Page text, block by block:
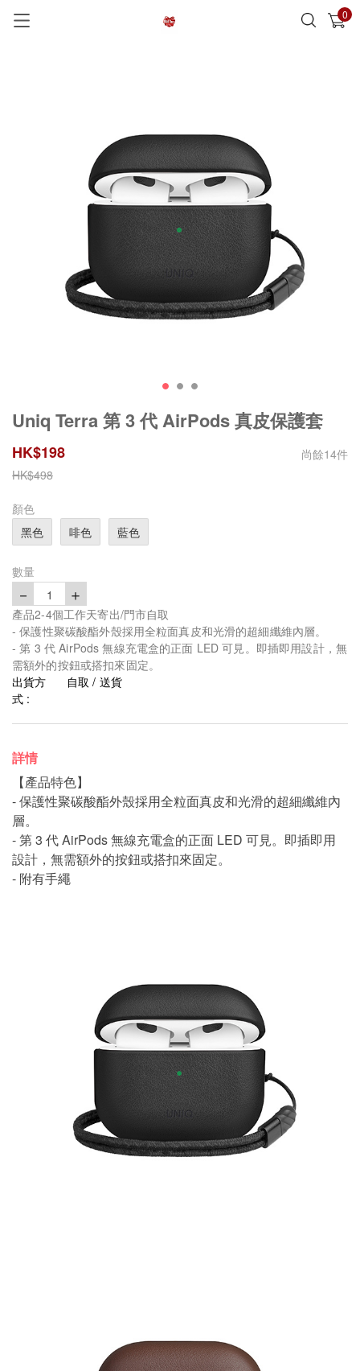
0
已加入購物車 查看
Uniq Terra 第 3 代 AirPods 真皮保護套
HK$198 尚餘14件
HK$498
顏色
黑色
啡色 藍色
數量
－ 1 ＋
產品2-4個工作天寄出/門市自取
- 保護性聚碳酸酯外殼採用全粒面真皮和光滑的超細纖維內層。
- 第 3 代 AirPods 無線充電盒的正面 LED 可見。即插即用設計，無
需額外的按鈕或搭扣來固定。
出貨方
式 :
自取 / 送貨
詳情
【產品特色】
- 保護性聚碳酸酯外殼採用全粒面真皮和光滑的超細纖維內
層。
- 第 3 代 AirPods 無線充電盒的正面 LED 可見。即插即用
設計，無需額外的按鈕或搭扣來固定。
- 附有手繩